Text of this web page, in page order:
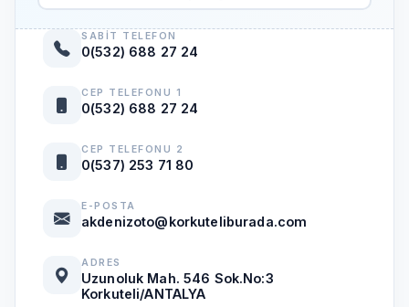
SABIT TELEFON
0(532) 688 27 24
CEP TELEFONU 1
0(532) 688 27 24
CEP TELEFONU 2
0(537) 253 71 80
E-POSTA
akdenizoto@korkuteliburada.com
ADRES
Uzunoluk Mah. 546 Sok.No:3
Korkuteli/ANTALYA